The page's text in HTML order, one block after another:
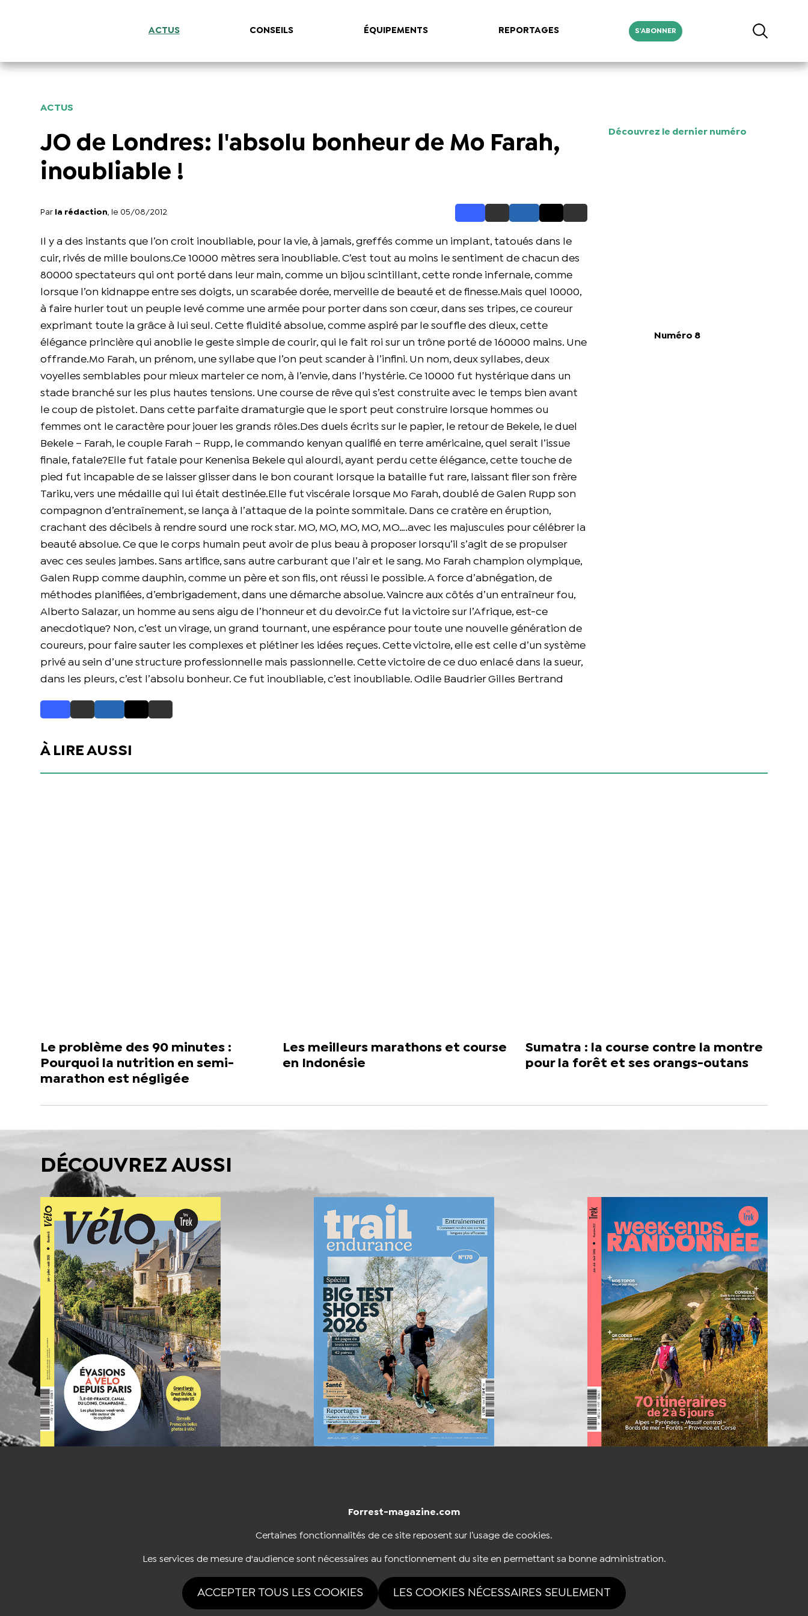
Forrest-magazine.com
Certaines fonctionnalités de ce site reposent sur l’usage de cookies.
Les services de mesure d'audience sont nécessaires au fonctionnement du site en permettant sa bonne administration.
ACCEPTER TOUS LES COOKIES LES COOKIES NÉCESSAIRES SEULEMENT
ACTUS CONSEILS ÉQUIPEMENTS REPORTAGES S'ABONNER
ACTUS
JO de Londres: l'absolu bonheur de Mo Farah,
inoubliable !
Par la rédaction , le 05/08/2012
Il y a des instants que l’on croit inoubliable, pour la vie, à jamais, greffés comme un implant, tatoués dans le
cuir, rivés de mille boulons.Ce 10000 mètres sera inoubliable. C’est tout au moins le sentiment de chacun des
80000 spectateurs qui ont porté dans leur main, comme un bijou scintillant, cette ronde infernale, comme
lorsque l’on kidnappe entre ses doigts, un scarabée dorée, merveille de beauté et de finesse.Mais quel 10000,
à faire hurler tout un peuple levé comme une armée pour porter dans son cœur, dans ses tripes, ce coureur
exprimant toute la grâce à lui seul. Cette fluidité absolue, comme aspiré par le souffle des dieux, cette
élégance princière qui anoblie le geste simple de courir, qui le fait roi sur un trône porté de 160000 mains. Une
offrande.Mo Farah, un prénom, une syllabe que l’on peut scander à l’infini. Un nom, deux syllabes, deux
voyelles semblables pour mieux marteler ce nom, à l’envie, dans l’hystérie. Ce 10000 fut hystérique dans un
stade branché sur les plus hautes tensions. Une course de rêve qui s’est construite avec le temps bien avant
le coup de pistolet. Dans cette parfaite dramaturgie que le sport peut construire lorsque hommes ou
femmes ont le caractère pour jouer les grands rôles.Des duels écrits sur le papier, le retour de Bekele, le duel
Bekele – Farah, le couple Farah – Rupp, le commando kenyan qualifié en terre américaine, quel serait l’issue
finale, fatale?Elle fut fatale pour Kenenisa Bekele qui alourdi, ayant perdu cette élégance, cette touche de
pied fut incapable de se laisser glisser dans le bon courant lorsque la bataille fut rare, laissant filer son frère
Tariku, vers une médaille qui lui était destinée.Elle fut viscérale lorsque Mo Farah, doublé de Galen Rupp son
compagnon d’entraînement, se lança à l’attaque de la pointe sommitale. Dans ce cratère en éruption,
crachant des décibels à rendre sourd une rock star. MO, MO, MO, MO, MO….avec les majuscules pour célébrer la
beauté absolue. Ce que le corps humain peut avoir de plus beau à proposer lorsqu’il s’agit de se propulser
avec ces seules jambes. Sans artifice, sans autre carburant que l’air et le sang. Mo Farah champion olympique,
Galen Rupp comme dauphin, comme un père et son fils, ont réussi le possible. A force d’abnégation, de
méthodes planifiées, d’embrigadement, dans une démarche absolue. Vaincre aux côtés d’un entraîneur fou,
Alberto Salazar, un homme au sens aigu de l’honneur et du devoir.Ce fut la victoire sur l’Afrique, est-ce
anecdotique? Non, c’est un virage, un grand tournant, une espérance pour toute une nouvelle génération de
coureurs, pour faire sauter les complexes et piétiner les idées reçues. Cette victoire, elle est celle d’un système
privé au sein d’une structure professionnelle mais passionnelle. Cette victoire de ce duo enlacé dans la sueur,
dans les pleurs, c’est l’absolu bonheur. Ce fut inoubliable, c’est inoubliable. Odile Baudrier Gilles Bertrand
Découvrez le dernier numéro
Numéro 8
À LIRE AUSSI
Le problème des 90 minutes :
Pourquoi la nutrition en semi-
marathon est négligée
Les meilleurs marathons et course
en Indonésie
Sumatra : la course contre la montre
pour la forêt et ses orangs-outans
DÉCOUVREZ AUSSI
BOUTIQUE